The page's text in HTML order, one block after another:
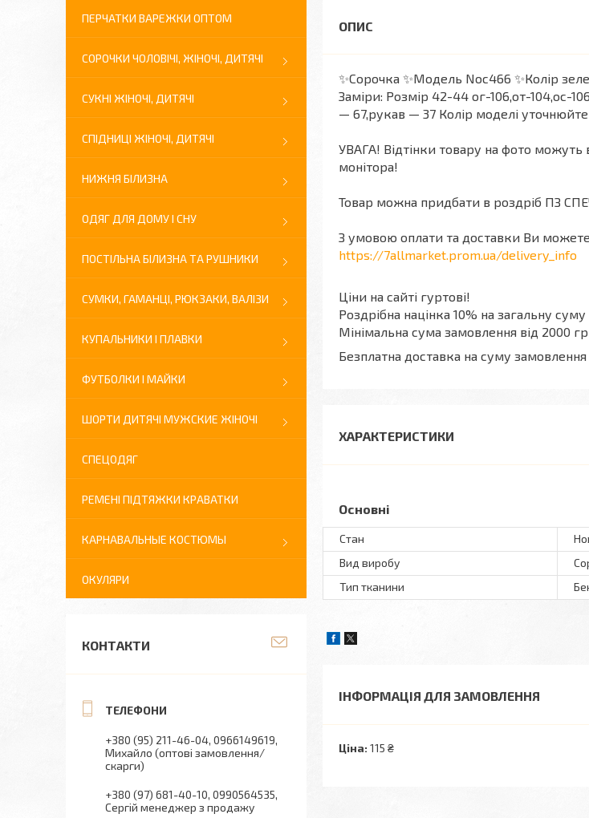
✨Сорочка ✨Модель Noс466 ✨Колір
Заміри: Розмір 42-44 ог-106,от-104,ос-
— 67,рукав — 37 Колір моделі
УВАГА! Відтінки товару на фото можуть
монітора!
Товар можна придбати в роздріб ПЗ
З умовою оплати та доставки Ви
https://7allmarket.prom.ua/delivery_info
Ціни на сайті гуртові!
Роздрібна націнка 10% на загальну
Мінімальна сума замовлення від 2000
Безплатна доставка на суму замовлення
ХАРАКТЕРИСТИКИ
Основні
Стан
Вид виробу
Тип тканини
ІНФОРМАЦІЯ ДЛЯ ЗАМОВЛЕННЯ
Ціна: 115 ₴
ПЕРЧАТКИ ВАРЕЖКИ ОПТОМ
СОРОЧКИ ЧОЛОВІЧІ, ЖІНОЧІ, ДИТЯЧІ
СУКНІ ЖІНОЧІ, ДИТЯЧІ
СПІДНИЦІ ЖІНОЧІ, ДИТЯЧІ
НИЖНЯ БІЛИЗНА
ОДЯГ ДЛЯ ДОМУ І СНУ
ПОСТІЛЬНА БІЛИЗНА ТА РУШНИКИ
СУМКИ, ГАМАНЦІ, РЮКЗАКИ, ВАЛІЗИ
КУПАЛЬНИКИ І ПЛАВКИ
ФУТБОЛКИ І МАЙКИ
ШОРТИ ДИТЯЧІ МУЖСКИЕ ЖІНОЧІ
СПЕЦОДЯГ
РЕМЕНІ ПІДТЯЖКИ КРАВАТКИ
КАРНАВАЛЬНЫЕ КОСТЮМЫ
ОКУЛЯРИ
КОНТАКТИ
+380 (95) 211-46-04 0966149619
Михайло (оптові замовлення/
скарги)
+380 (97) 681-40-10 0990564535
Сергій менеджер з продажу